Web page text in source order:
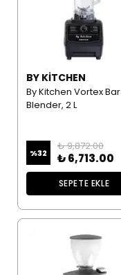
BY KITCHEN
By Kitchen Vortex Bar
Blender, 2 L
%32
₺ 9,872.00
₺ 6,713.00
SEPETE EKLE